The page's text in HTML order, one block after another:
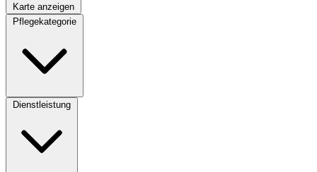
Karte anzeigen
Pflegekategorie
Dienstleistung